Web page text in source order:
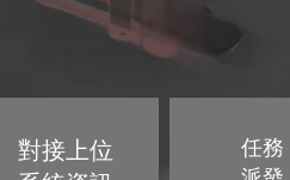
對接上位
任務